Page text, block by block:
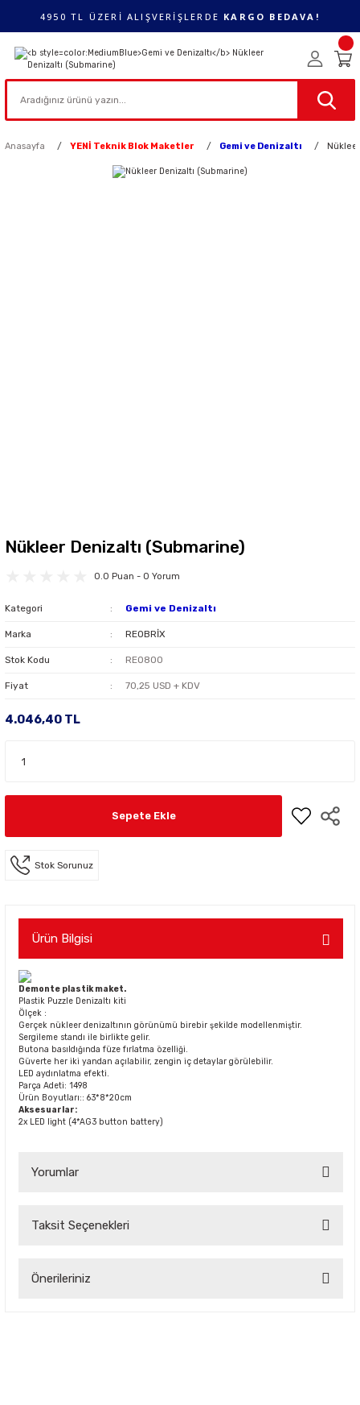
4950 TL ÜZERİ ALIŞVERİŞLERDE KARGO BEDAVA!
Anasayfa YENİ Teknik Blok Maketler Gemi ve Denizaltı
Nükleer Denizaltı (Submarine)
0.0 Puan - 0 Yorum
Kategori Gemi ve Denizaltı
Marka REOBRİX
Stok Kodu REO800
Fiyat 70,25 USD + KDV
4.046,40 TL
Sepete Ekle
Stok Sorunuz
Ürün Bilgisi
Demonte plastik maket.
Plastik Puzzle Denizaltı kiti
Ölçek :
Gerçek nükleer denizaltının görünümü birebir şekilde modellenmiştir.
Sergileme standı ile birlikte gelir.
Butona basıldığında füze fırlatma özelliği.
Güverte her iki yandan açılabilir, zengin iç detaylar görülebilir.
LED aydınlatma efekti.
Parça Adeti: 1498
Ürün Boyutları:: 63*8*20cm
Aksesuarlar:
2x LED light (4*AG3 button battery)
Yorumlar
Taksit Seçenekleri
Önerileriniz